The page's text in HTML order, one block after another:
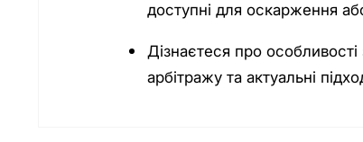
доступні для оскарження
Дізнаєтеся про
арбітражу та актуальні